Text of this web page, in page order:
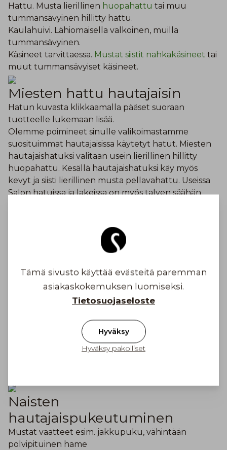
Hattu. Musta lierillinen huopahattu tai muu
tummansävyinen hillitty hattu.
Kaulahuivi. Lähiomaisella valkoinen, muilla
tummansävyinen.
Käsineet tarvittaessa. Mustat siistit nahkakäsineet tai
muut tummansävyiset käsineet.
Miesten hattu hautajaisin
Hatun kuvasta klikkaamalla pääset suoraan
tuotteelle lukemaan lisää.
Olemme poimineet sinulle valikoimastamme
suosituimmat hautajaisissa käytetyt hatut. Miesten
hautajaishatuksi valitaan usein lierillinen hillitty
huopahattu. Kesällä hautajaishatuksi käy myös
kevyt ja siisti lierillinen musta pellavahattu. Useissa
Salon hatuissa ja lakeissa on myös talven säähän
vieraalta, suositellaan hautajaisiin kylmällä säällä
siistiä flat cap lakkia tai hillittyä pipoa.
1. Lierillinen hillitty huopahattu
2. Lierillinen hillitty huopahattu sisään
käännettävillä korvaläpillä
4. Siisti Flat Cap lätsä, sisään käännettävät
Naisten
hautajaispukeutuminen
Mustat vaatteet esim. jakkupuku, vähintään
polvipituinen hame
Tämä sivusto käyttää evästeitä paremman
asiakaskokemuksen luomiseksi.
Tietosuojaseloste
Hyväksy
Hyväksy pakolliset